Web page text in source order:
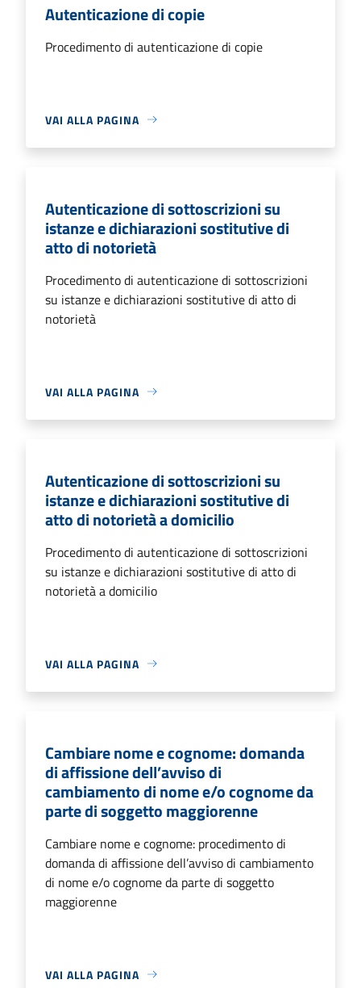
Autenticazione di copie
Procedimento di autenticazione di copie
VAI ALLA PAGINA
Autenticazione di sottoscrizioni su
istanze e dichiarazioni sostitutive di
atto di notorietà
Procedimento di autenticazione di sottoscrizioni
su istanze e dichiarazioni sostitutive di atto di
notorietà
VAI ALLA PAGINA
Autenticazione di sottoscrizioni su
istanze e dichiarazioni sostitutive di
atto di notorietà a domicilio
Procedimento di autenticazione di sottoscrizioni
su istanze e dichiarazioni sostitutive di atto di
notorietà a domicilio
VAI ALLA PAGINA
Cambiare nome e cognome: domanda
di affissione dell’avviso di
cambiamento di nome e/o cognome da
parte di soggetto maggiorenne
Cambiare nome e cognome: procedimento di
domanda di affissione dell’avviso di cambiamento
di nome e/o cognome da parte di soggetto
maggiorenne
VAI ALLA PAGINA